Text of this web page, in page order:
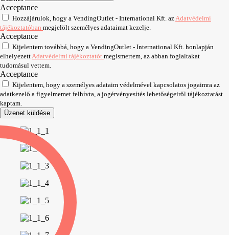
Acceptance
Hozzájárulok, hogy a VendingOutlet - International Kft. az Adatvédelmi
tájékoztatóban megjelölt személyes adataimat kezelje.
Acceptance
Kijelentem továbbá, hogy a VendingOutlet - International Kft. honlapján
elhelyezett Adatvédelmi tájékoztatót megismertem, az abban foglaltakat
tudomásul vettem.
Acceptance
Kijelentem, hogy a személyes adataim védelmével kapcsolatos jogaimra az
adatkezelő a figyelmemet felhívta, a jogérvényesítés lehetőségeiről tájékoztatást
kaptam.
Üzenet küldése